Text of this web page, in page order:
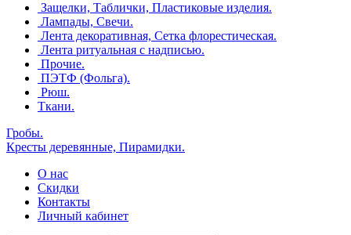
Защелки, Таблички, Пластиковые изделия.
Лампады, Свечи.
Лента декоративная, Сетка флорестическая.
Лента ритуальная с надписью.
Прочие.
ПЭТФ (Фольга).
Рюш.
Ткани.
Гробы.
Кресты деревянные, Пирамидки.
О нас
Скидки
Контакты
Личный кабинет